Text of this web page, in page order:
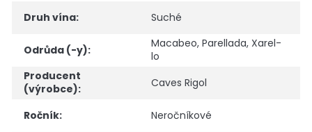
Druh vína: Suché
Odrůda (-y): Macabeo, Parellada, Xarel-
lo
Producent
(výrobce): Caves Rigol
Ročník: Neročníkové